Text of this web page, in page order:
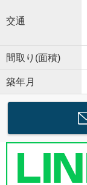
交通
間取り(面積)
築年月